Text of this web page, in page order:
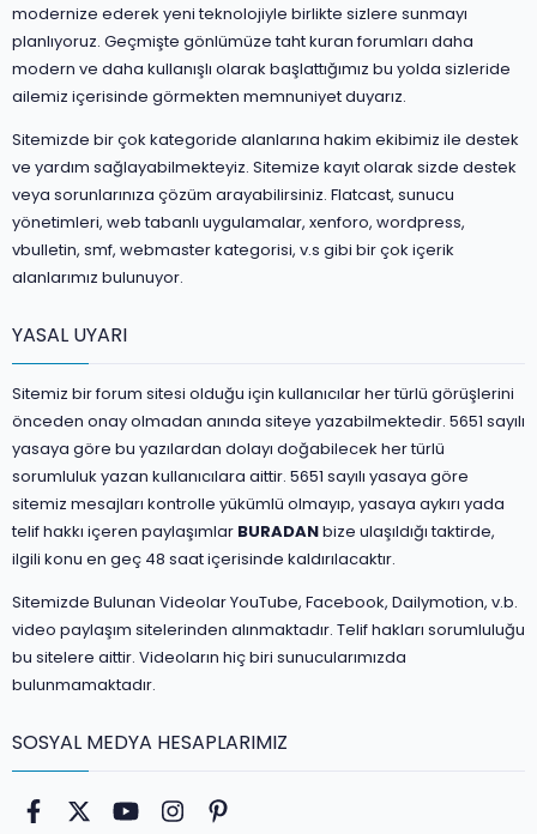
modernize ederek yeni teknolojiyle birlikte sizlere sunmayı
planlıyoruz. Geçmişte gönlümüze taht kuran forumları daha
modern ve daha kullanışlı olarak başlattığımız bu yolda sizleride
ailemiz içerisinde görmekten memnuniyet duyarız.
Sitemizde bir çok kategoride alanlarına hakim ekibimiz ile destek
ve yardım sağlayabilmekteyiz. Sitemize kayıt olarak sizde destek
veya sorunlarınıza çözüm arayabilirsiniz. Flatcast, sunucu
yönetimleri, web tabanlı uygulamalar, xenforo, wordpress,
vbulletin, smf, webmaster kategorisi, v.s gibi bir çok içerik
alanlarımız bulunuyor.
YASAL UYARI
Sitemiz bir forum sitesi olduğu için kullanıcılar her türlü görüşlerini
önceden onay olmadan anında siteye yazabilmektedir. 5651 sayılı
yasaya göre bu yazılardan dolayı doğabilecek her türlü
sorumluluk yazan kullanıcılara aittir. 5651 sayılı yasaya göre
sitemiz mesajları kontrolle yükümlü olmayıp, yasaya aykırı yada
telif hakkı içeren paylaşımlar BURADANbize ulaşıldığı taktirde,
ilgili konu en geç 48 saat içerisinde kaldırılacaktır.
Sitemizde Bulunan Videolar YouTube, Facebook, Dailymotion, v.b.
video paylaşım sitelerinden alınmaktadır. Telif hakları sorumluluğu
bu sitelere aittir. Videoların hiç biri sunucularımızda
bulunmamaktadır.
SOSYAL MEDYA HESAPLARIMIZ
Facebook
Twitter youtubeInstagram